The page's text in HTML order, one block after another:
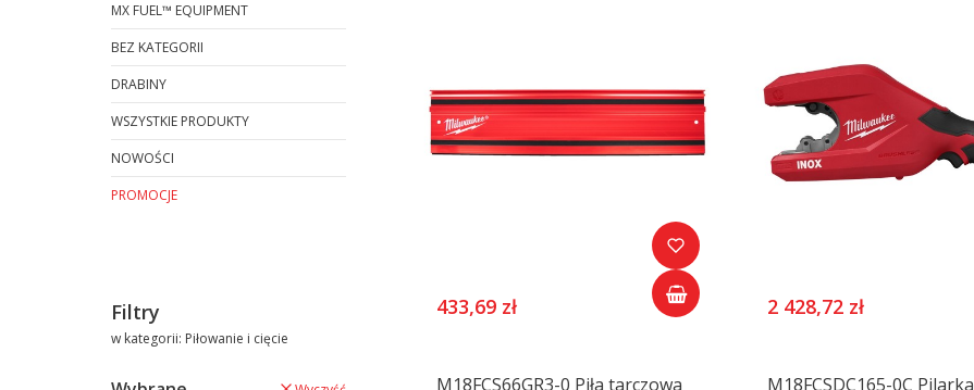
MX FUEL™ EQUIPMENT
BEZ KATEGORII
DRABINY
WSZYSTKIE PRODUKTY
NOWOŚCI
PROMOCJE
Filtry
w kategorii: Piłowanie i cięcie
433,69 zł 2 428,72 zł
M18FCS66GR3-0 Piła tarczowa
M18FCSDC165-0C Pilarka